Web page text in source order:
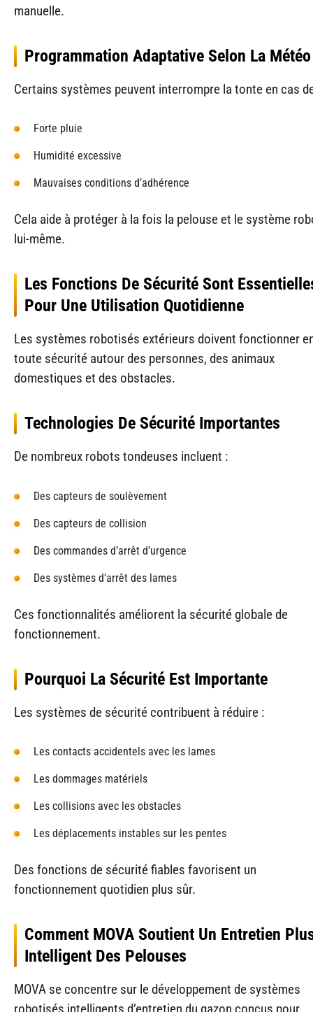
manuelle.
Programmation Adaptative Selon La Météo
Certains systèmes peuvent interrompre la tonte en cas
Forte pluie
Humidité excessive
Mauvaises conditions d’adhérence
Cela aide à protéger à la fois la pelouse et le système
lui-même.
Les Fonctions De Sécurité Sont
Pour Une Utilisation Quotidienne
Les systèmes robotisés extérieurs doivent fonctionner
toute sécurité autour des personnes, des animaux
domestiques et des obstacles.
Technologies De Sécurité Importantes
De nombreux robots tondeuses incluent :
Des capteurs de soulèvement
Des capteurs de collision
Des commandes d’arrêt d’urgence
Des systèmes d’arrêt des lames
Ces fonctionnalités améliorent la sécurité globale de
fonctionnement.
Pourquoi La Sécurité Est Importante
Les systèmes de sécurité contribuent à réduire :
Les contacts accidentels avec les lames
Les dommages matériels
Les collisions avec les obstacles
Les déplacements instables sur les pentes
Des fonctions de sécurité fiables favorisent un
fonctionnement quotidien plus sûr.
Comment MOVA Soutient Un Entretien
Intelligent Des Pelouses
MOVA se concentre sur le développement de systèmes